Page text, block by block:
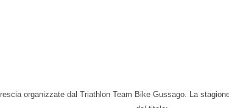
organizzate dal Triathlon Team Bike Gussago. La